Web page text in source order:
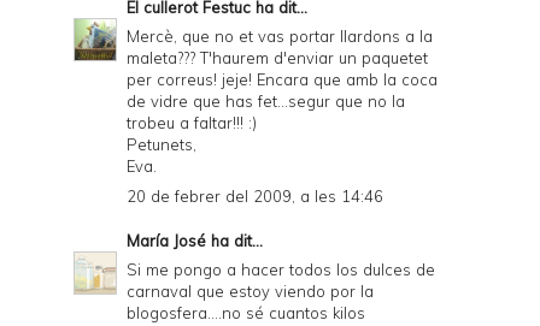
El cullerot Festuc ha dit...
Mercè, que no et vas portar llardons a la
maleta??? T'haurem d'enviar un paquetet
per correus! jeje! Encara que amb la coca
de vidre que has fet...segur que no la
trobeu a faltar!!! :)
Petunets,
Eva.
20 de febrer del 2009, a les 14:46
María José ha dit...
Si me pongo a hacer todos los dulces de
carnaval que estoy viendo por la
blogosfera....no sé cuantos kilos